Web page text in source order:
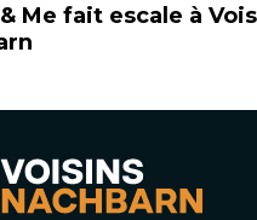
Me fait escale à